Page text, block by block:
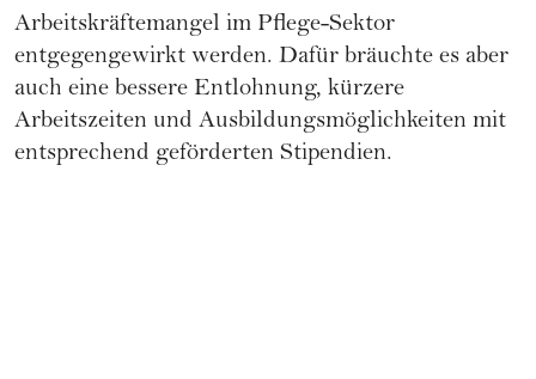
Arbeitskräftemangel im Pflege-Sektor
entgegengewirkt werden. Dafür bräuchte es aber
auch eine bessere Entlohnung, kürzere
Arbeitszeiten und Ausbildungsmöglichkeiten mit
entsprechend geförderten Stipendien.